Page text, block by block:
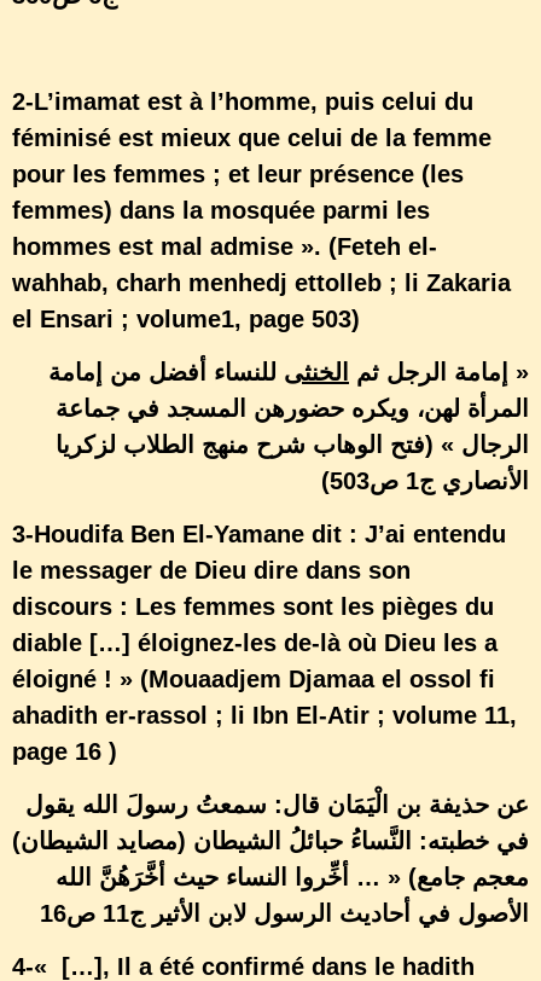
2-L’imamat est à l’homme, puis celui du
féminisé est mieux que celui de la femme
pour les femmes ; et leur présence (les
femmes) dans la mosquée parmi les
hommes est mal admise ». (Feteh el-
wahhab, charh menhedj ettolleb ; li Zakaria
el Ensari ; volume1, page 503)
« إمامة الرجل ثم
الخنثى للنساء أفضل من إمامة
المرأة لهن، ويكره حضورهن المسجد في جماعة
الرجال » (فتح الوهاب شرح منهج الطلاب لزكريا
الأنصاري ج1 ص503)
3-Houdifa Ben El-Yamane dit : J’ai entendu
le messager de Dieu dire dans son
discours : Les femmes sont les pièges du
diable […] éloignez-les de-là où Dieu les a
éloigné ! » (Mouaadjem Djamaa el ossol fi
ahadith er-rassol ; li Ibn El-Atir ; volume 11,
page 16 )
عن حذيفة بن الْيَمَان قال: سمعتُ رسولَ الله يقول
في خطبته: النَّساءُ حبائلُ الشيطان (مصايد الشيطان)
… أخِّروا النساء حيث أخَّرَهُنَّ الله » (معجم جامع
الأصول في أحاديث الرسول لابن الأثير ج11 ص16
4-« […], Il a été confirmé dans le hadith